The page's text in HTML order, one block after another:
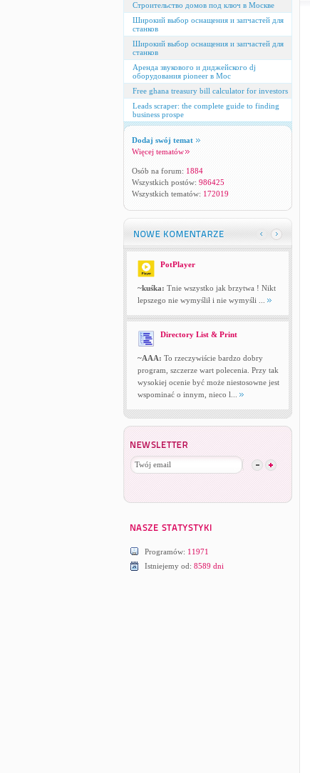
Строительство домов под ключ в Москве
Широкий выбор оснащения и запчастей для
станков
Широкий выбор оснащения и запчастей для
станков
Аренда звукового и диджейского dj
оборудования pioneer в Мос
Free ghana treasury bill calculator for investors
Leads scraper: the complete guide to finding
business prospe
Dodaj swój temat
Więcej tematów
Osób na forum: 1884
Wszystkich postów: 986425
Wszystkich tematów: 172019
PotPlayer
~kuśka: Tnie wszystko jak brzytwa ! Nikt
lepszego nie wymyślił i nie wymyśli ...
Directory List & Print
~AAA: To rzeczywiście bardzo dobry
program, szczerze wart polecenia. Przy tak
wysokiej ocenie być może niestosowne jest
wspominać o innym, nieco l...
Programów: 11971
Istniejemy od: 8589 dni